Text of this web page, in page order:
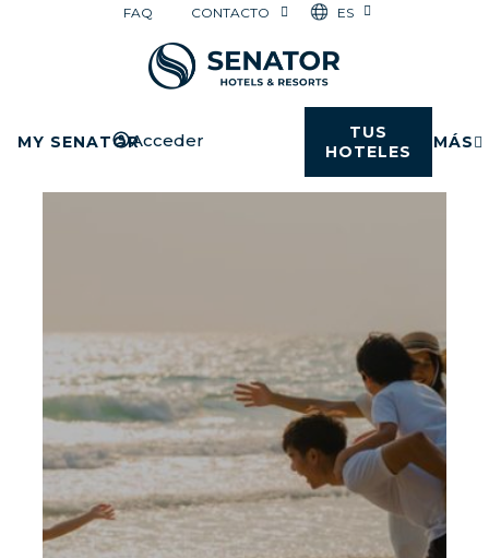
FAQ CONTACTO ES
MY SENATORAcceder
TUS
HOTELES
MÁS